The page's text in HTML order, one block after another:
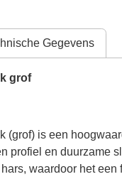
Gegevens
grof
(grof) is een
profiel en duurzame
waardoor het